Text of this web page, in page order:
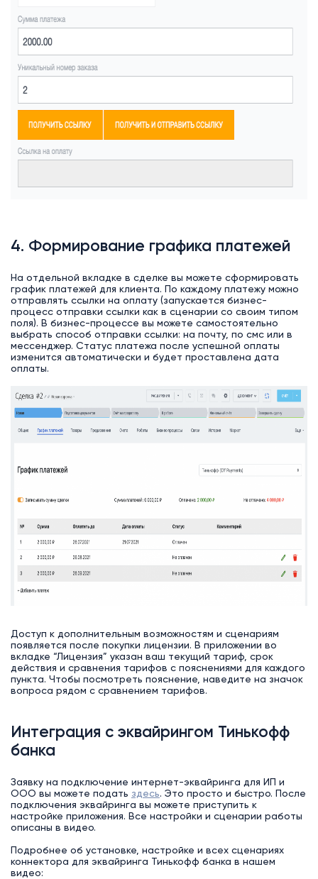
4. Формирование графика платежей
На отдельной вкладке в сделке вы можете сформировать
график платежей для клиента. По каждому платежу можно
отправлять ссылки на оплату (запускается бизнес-
процесс отправки ссылки как в сценарии со своим типом
поля). В бизнес-процессе вы можете самостоятельно
выбрать способ отправки ссылки: на почту, по смс или в
мессенджер. Статус платежа после успешной оплаты
изменится автоматически и будет проставлена дата
оплаты.
Доступ к дополнительным возможностям и сценариям
появляется после покупки лицензии. В приложении во
вкладке “Лицензия” указан ваш текущий тариф, срок
действия и сравнения тарифов с пояснениями для каждого
пункта. Чтобы посмотреть пояснение, наведите на значок
вопроса рядом с сравнением тарифов.
Интеграция с эквайрингом Тинькофф
банка
Заявку на подключение интернет-эквайринга для ИП и
ООО вы можете подать здесь. Это просто и быстро. После
подключения эквайринга вы можете приступить к
настройке приложения. Все настройки и сценарии работы
описаны в видео.
Подробнее об установке, настройке и всех сценариях
коннектора для эквайринга Тинькофф банка в нашем
видео: